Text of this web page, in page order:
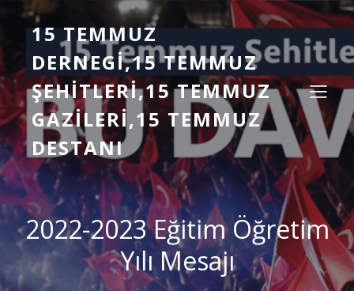
15 TEMMUZ
DERNEGI,15 TEMMUZ
ŞEHITLERI,15 TEMMUZ
GAZILERI,15 TEMMUZ
DESTANI
2022-2023 Eğitim Öğretim
Yılı Mesajı